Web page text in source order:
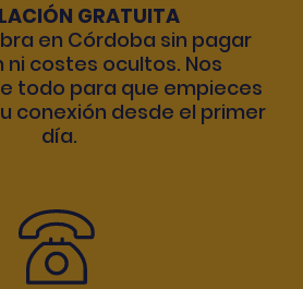
GRATUITA
en Córdoba sin pagar
ni costes ocultos. Nos
todo para que empieces
conexión desde el primer
día.